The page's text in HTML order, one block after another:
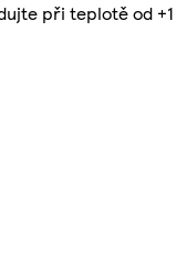
při teplotě od +1